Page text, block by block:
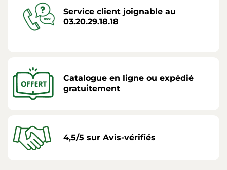
Service client joignable au
03.20.29.18.18
Catalogue en ligne ou expédié
gratuitement
4,5/5 sur Avis-vérifiés